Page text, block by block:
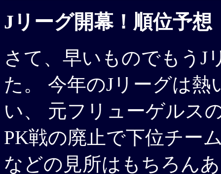
Jリーグ開幕！順位予想
さて、早いものでもうJ
た。 今年のJリーグは
い、 元フリューゲルス
PK戦の廃止で下位チー
などの見所はもちろん